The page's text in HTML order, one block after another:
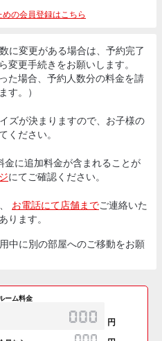
の会員登録はこちら
に変更がある場合は、予約完了
更手続きをお願いします。
た場合、予約人数分の料金を請
す。）
ズが決まりますので、お子様の
ください。
に追加料金が含まれることが
にてご確認ください。
お電話にて店舗までご連絡いた
ります。
中に別の部屋へのご移動をお願
ーム料金
円